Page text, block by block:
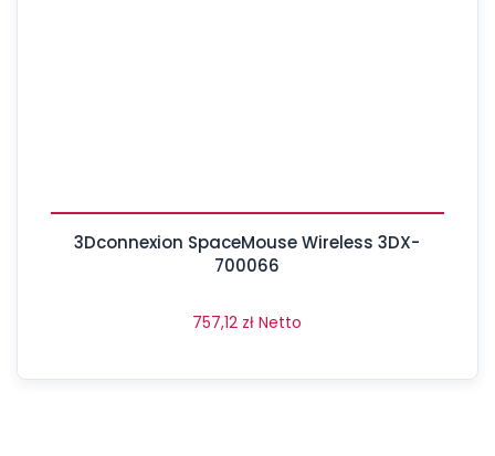
3Dconnexion SpaceMouse Wireless 3DX-
700066
757,12 zł Netto